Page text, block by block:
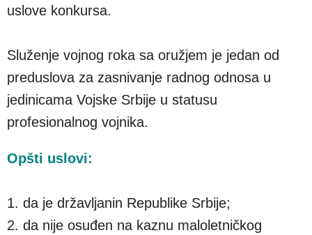
uslove konkursa.
Služenje vojnog roka sa oružjem je jedan od
preduslova za zasnivanje radnog odnosa u
jedinicama Vojske Srbije u statusu
profesionalnog vojnika.
Opšti uslovi:
1. da je državljanin Republike Srbije;
2. da nije osuđen na kaznu maloletničkog